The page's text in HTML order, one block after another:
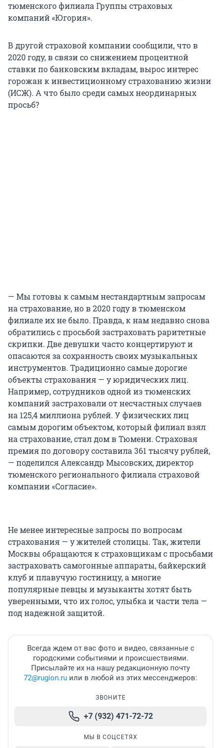
тюменского филиала Группы страховых
компаний «Югория».
В другой страховой компании сообщили, что в
2020 году, в связи со снижением процентной
ставки по банковским вкладам, вырос интерес
горожан к инвестиционному страхованию жизни
(ИСЖ). А что было среди самых неординарных
просьб?
— Мы готовы к самым нестандартным запросам
на страхование, но в 2020 году в тюменском
филиале их не было. Правда, к нам недавно снова
обратились с просьбой застраховать раритетные
скрипки. Две девушки часто концертируют и
опасаются за сохранность своих музыкальных
инструментов. Традиционно самые дорогие
объекты страхования — у юридических лиц.
Например, сотрудников одной из тюменских
компаний застраховали от несчастных случаев
на 125,4 миллиона рублей. У физических лиц
самым дорогим объектом, который филиал взял
на страхование, стал дом в Тюмени. Страховая
премия по договору составила 361 тысячу рублей,
— поделился Александр Мысовских, директор
тюменского регионального филиала страховой
компании «Согласие».
Не менее интересные запросы по вопросам
страхования — у жителей столицы. Так, жители
Москвы обращаются к страховщикам с просьбами
застраховать самогонные аппараты, байкерский
клуб и плавучую гостиницу, а многие
популярные певцы и музыканты хотят быть
уверенными, что их голос, улыбка и части тела —
под надежной защитой.
Всегда ждем от вас фото и видео, связанные с
городскими событиями и происшествиями.
Присылайте их на нашу редакционную почту
72@rugion.ru или в любой из этих мессенджеров:
ЗВОНИТЕ
+7 (932) 471-72-72
МЫ В СОЦСЕТЯХ